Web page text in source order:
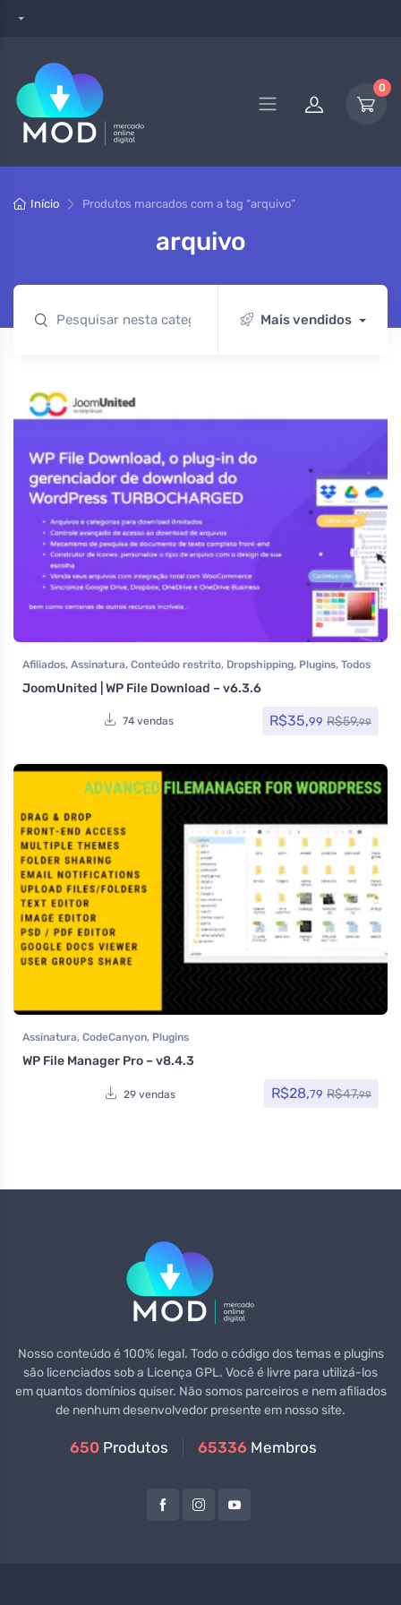
0
Início Produtos marcados com a tag “arquivo”
arquivo
Mais vendidos
Afiliados, Assinatura, Conteúdo restrito, Dropshipping, Plugins, Todos
JoomUnited | WP File Download – v6.3.6
74 vendas R$35,99 R$59,99
Assinatura, CodeCanyon, Plugins
WP File Manager Pro – v8.4.3
29 vendas R$28,79 R$47,99
Nosso conteúdo é 100% legal. Todo o código dos temas e plugins
são licenciados sob a Licença GPL. Você é livre para utilizá-los
em quantos domínios quiser. Não somos parceiros e nem afiliados
de nenhum desenvolvedor presente em nosso site.
650 Produtos 65336 Membros